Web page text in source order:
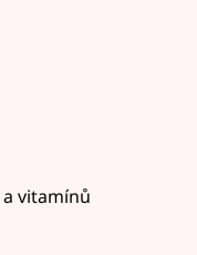
vitamínů